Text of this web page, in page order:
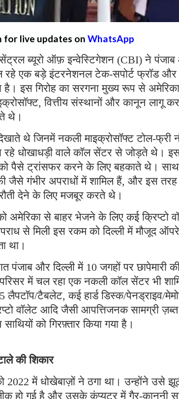
for live updates on WhatsApp
ब्यूरो ऑफ़ इन्वेस्टिगेशन (CBI) ने पंजाब
एक बड़े इंटरनेशनल टेक-सपोर्ट फ्रॉड और
है। इस गिरोह का सरगना मुख्य रूप से
वित्तीय संस्थानों और कानून लागू
थे।
थे जिनमें नकली माइक्रोसॉफ्ट टोल-फ्री
जा रहे धोखाधड़ी वाले कॉल सेंटर से जोड़ते थे।
पैसे ट्रांसफर करने के लिए बहकाते थे।
जैसे गंभीर अपराधों में शामिल हैं, और इस
देने के लिए मजबूर करते थे।
अमेरिका से बाहर भेजने के लिए कई क्रिप्टो
से मिली इस रकम को दिल्ली में मौजूद
था।
और दिल्ली में 10 जगहों पर छापेमारी
में चल रहा एक नकली कॉल सेंटर भी
लैपटॉप/टैबलेट, कई हार्ड डिस्क/पेनड्राइव/
वॉलेट आदि जैसी आपत्तिजनक सामग्री
को गिरफ़्तार किया गया है।
की शिकार
2022 में धोखेबाज़ों ने ठगा था। उन्होंने उसे
हो गई है और उसके कंप्यूटर में गैर-कानूनी